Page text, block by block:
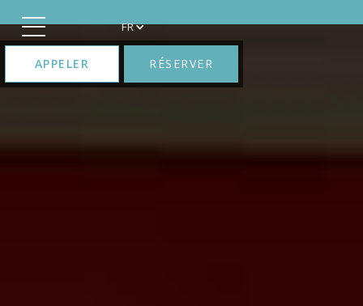
FR
APPELER RÉSERVER